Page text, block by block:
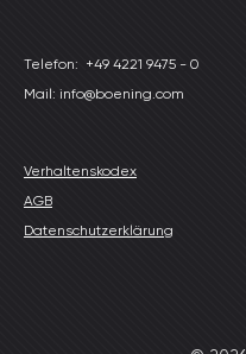
Telefon: +49 4221 9475 - 0
Mail: info@boening.com
Verhaltenskodex
AGB
Datenschutzerklärung